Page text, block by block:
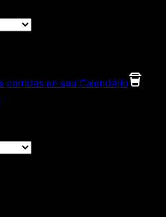
corridas ao seu Calendário